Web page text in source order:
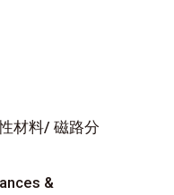
材料/ 磁路分
&